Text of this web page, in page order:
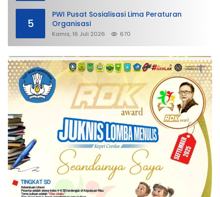
5
PWI Pusat Sosialisasi Lima Peraturan
Organisasi
Kamis, 16 Juli 2026 670